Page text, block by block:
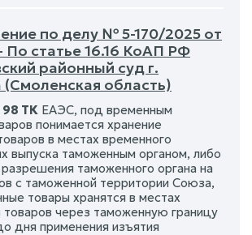
по делу № 5-170/2025 от
По статье 16.16 КоАП РФ
районный суд г.
область)
98 ТК ЕАЭС, под временным
понимается хранение
в местах временного
выпуска таможенным органом, либо
таможенного органа на
с таможенной территории Союза,
товары хранятся в местах
через таможенную границу
дня применения изъятия